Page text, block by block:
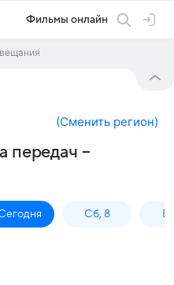
Фильмы онлайн
(Сменить регион)
передач –
Сб, 8